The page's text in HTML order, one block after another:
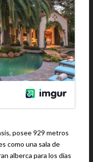
posee 929 metros
como una sala de